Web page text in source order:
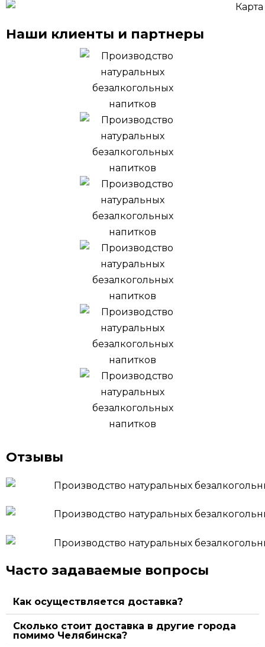
Наши клиенты и партнеры
Отзывы
Часто задаваемые вопросы
Как осуществляется доставка?
Сколько стоит доставка в другие города
помимо Челябинска?